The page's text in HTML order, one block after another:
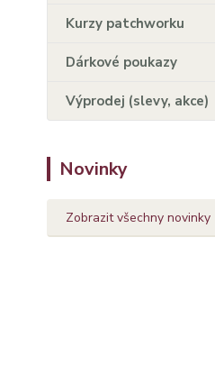
Kurzy patchworku
Dárkové poukazy
Výprodej (slevy, akce)
Novinky
Zobrazit všechny novinky